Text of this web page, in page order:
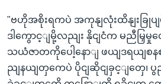
"ဗဟိုအစိုးရကပဲ အကုနျလုံးထိနျးခြုပ
ဒါကွောင့ျမို့လညျး နိုငျငံက မညီမြှမှုတှ
သယံဇာတကိုပေါ့နောျ ဖယျဒရယျစန
ညျနယျတှကေပဲ ပိုငျဆိုငျခှင့ျတှေ၊